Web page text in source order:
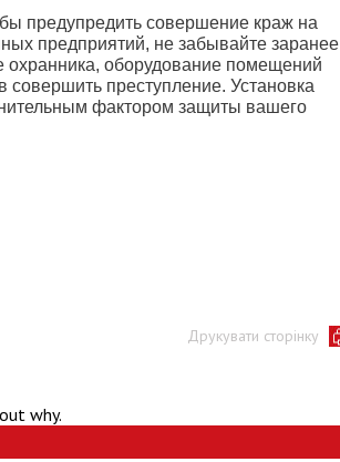
предупредить совершение краж на
предприятий, не забывайте заранее
охранника, оборудование помещений
преступление. Установка
фактором защиты вашего
Друкувати сторінку
why.